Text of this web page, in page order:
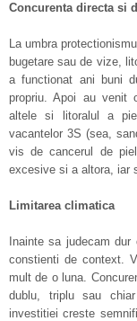
Concurenta directa si
La umbra
bugetare sau de vize,
a functionat ani buni
propriu. Apoi au venit
altele si litoralul a
vacantelor 3S (sea,
vis de cancerul de
excesive si a altora, iar
Limitarea climatica
Inainte sa judecam
constienti de context.
mult de o luna.
dublu, triplu sau
investitiei creste